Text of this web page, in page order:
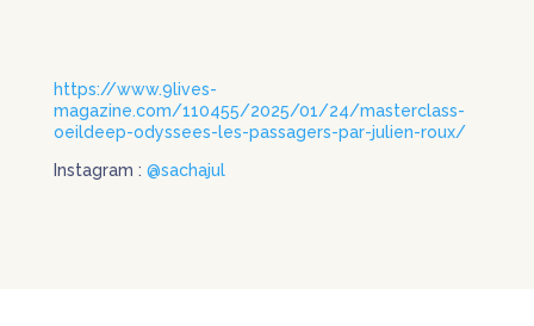
https://www.9lives-
magazine.com/110455/2025/01/24/masterclass-
oeildeep-odyssees-les-passagers-par-julien-roux/
Instagram : @sachajul